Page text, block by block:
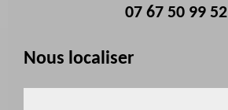
07 67 50 99 52
Nous localiser